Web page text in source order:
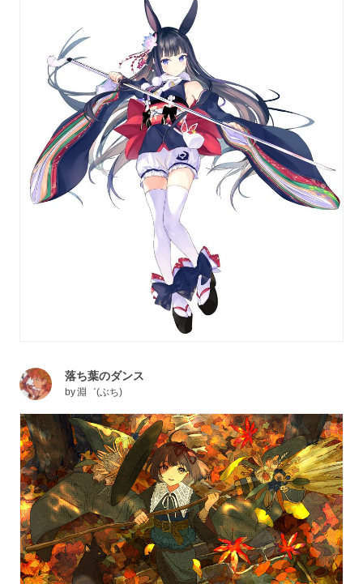
落ち葉のダンス
by淵゛(ぶち)